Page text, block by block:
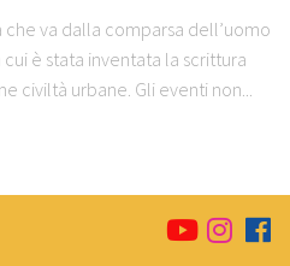
che va dalla comparsa dell’uomo
è stata inventata la scrittura
civiltà urbane. Gli eventi non...